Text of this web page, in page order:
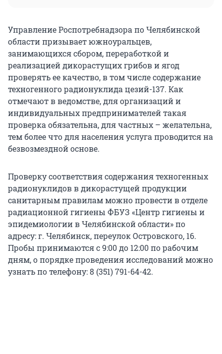
Управление Роспотребнадзора по Челябинской
области призывает южноуральцев,
занимающихся сбором, переработкой и
реализацией дикорастущих грибов и ягод
проверять ее качество, в том числе содержание
техногенного радионуклида цезий-137. Как
отмечают в ведомстве, для организаций и
индивидуальных предпринимателей такая
проверка обязательна, для частных – желательна,
тем более что для населения услуга проводится на
безвозмездной основе.
Проверку соответствия содержания техногенных
радионуклидов в дикорастущей продукции
санитарным правилам можно провести в отделе
радиационной гигиены ФБУЗ «Центр гигиены и
эпидемиологии в Челябинской области» по
адресу: г. Челябинск, переулок Островского, 16.
Пробы принимаются с 9:00 до 12:00 по рабочим
дням, о порядке проведения исследований можно
узнать по телефону: 8 (351) 791-64-42.